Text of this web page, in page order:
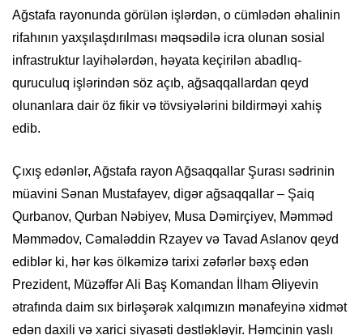
Ağstafa rayonunda görülən işlərdən, o cümlədən əhalinin
rifahının yaxşılaşdırılması məqsədilə icra olunan sosial
infrastruktur layihələrdən, həyata keçirilən abadlıq-
quruculuq işlərindən söz açıb, ağsaqqallardan qeyd
olunanlara dair öz fikir və tövsiyələrini bildirməyi xahiş
edib.
Çıxış edənlər, Ağstafa rayon Ağsaqqallar Şurası sədrinin
müavini Sənan Mustafayev, digər ağsaqqallar – Şaiq
Qurbanov, Qurban Nəbiyev, Musa Dəmirçiyev, Məmməd
Məmmədov, Cəmaləddin Rzayev və Tavad Aslanov qeyd
ediblər ki, hər kəs ölkəmizə tarixi zəfərlər bəxş edən
Prezident, Müzəffər Ali Baş Komandan İlham Əliyevin
ətrafında daim sıx birləşərək xalqımızın mənafeyinə xidmət
edən daxili və xarici siyasəti dəstləkləyir. Həmçinin yaşlı